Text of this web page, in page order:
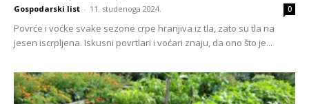
Gospodarski list - 11. studenoga 2024. 0
Povrće i voćke svake sezone crpe hranjiva iz tla, zato su tla na
jesen iscrpljena. Iskusni povrtlari i voćari znaju, da ono što je...